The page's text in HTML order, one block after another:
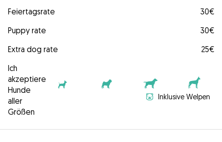
Feiertagsrate
30€
Puppy rate
30€
Extra dog rate
25€
Ich
akzeptiere
Hunde
aller
Größen
Inklusive Welpen